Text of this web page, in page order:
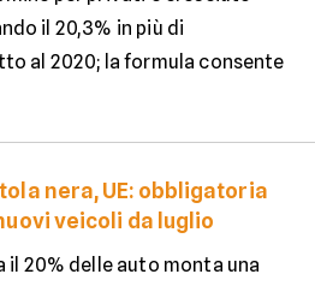
il 20,3% in più di
al 2020; la formula consente
nera, UE: obbligatoria
veicoli da luglio
il 20% delle auto monta una